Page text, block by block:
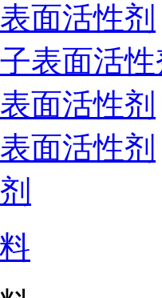
面活性剂
表面活
面活性剂
面活性剂